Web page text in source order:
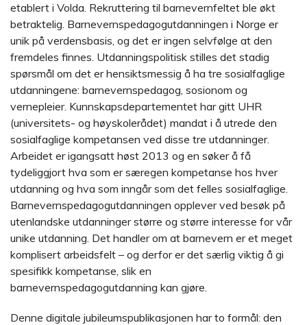
etablert i Volda. Rekruttering til barnevernfeltet ble økt
betraktelig. Barnevernspedagogutdanningen i Norge er
unik på verdensbasis, og det er ingen selvfølge at den
fremdeles finnes. Utdanningspolitisk stilles det stadig
spørsmål om det er hensiktsmessig å ha tre sosialfaglige
utdanningene: barnevernspedagog, sosionom og
vernepleier. Kunnskapsdepartementet har gitt UHR
(universitets- og høyskolerådet) mandat i å utrede den
sosialfaglige kompetansen ved disse tre utdanninger.
Arbeidet er igangsatt høst 2013 og en søker å få
tydeliggjort hva som er særegen kompetanse hos hver
utdanning og hva som inngår som det felles sosialfaglige.
Barnevernspedagogutdanningen opplever ved besøk på
utenlandske utdanninger større og større interesse for vår
unike utdanning. Det handler om at barnevern er et meget
komplisert arbeidsfelt – og derfor er det særlig viktig å gi
spesifikk kompetanse, slik en
barnevernspedagogutdanning kan gjøre.
Denne digitale jubileumspublikasjonen har to formål: den